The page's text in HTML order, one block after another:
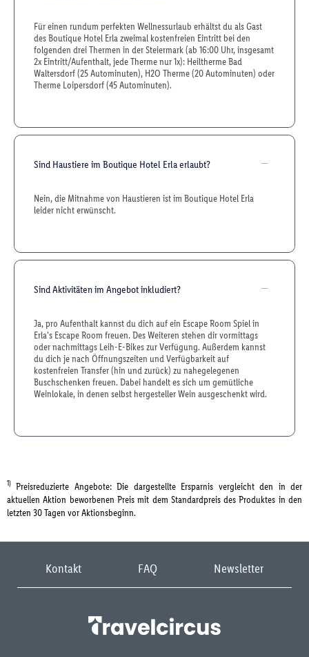
Für einen rundum perfekten Wellnessurlaub erhältst du als Gast
des Boutique Hotel Erla zweimal kostenfreien Eintritt bei den
folgenden drei Thermen in der Steiermark (ab 16:00 Uhr, insgesamt
2x Eintritt/Aufenthalt, jede Therme nur 1x): Heiltherme Bad
Waltersdorf (25 Autominuten), H2O Therme (20 Autominuten) oder
Therme Loipersdorf (45 Autominuten).
Sind Haustiere im Boutique Hotel Erla erlaubt?
Nein, die Mitnahme von Haustieren ist im Boutique Hotel Erla
leider nicht erwünscht.
Sind Aktivitäten im Angebot inkludiert?
Ja, pro Aufenthalt kannst du dich auf ein Escape Room Spiel in
Erla's Escape Room freuen. Des Weiteren stehen dir vormittags
oder nachmittags Leih-E-Bikes zur Verfügung. Außerdem kannst
du dich je nach Öffnungszeiten und Verfügbarkeit auf
kostenfreien Transfer (hin und zurück) zu nahegelegenen
Buschschenken freuen. Dabei handelt es sich um gemütliche
Weinlokale, in denen selbst hergesteller Wein ausgeschenkt wird.
1) Preisreduzierte Angebote: Die dargestellte Ersparnis vergleicht den in der
aktuellen Aktion beworbenen Preis mit dem Standardpreis des Produktes in den
letzten 30 Tagen vor Aktionsbeginn.
Kontakt FAQ Newsletter